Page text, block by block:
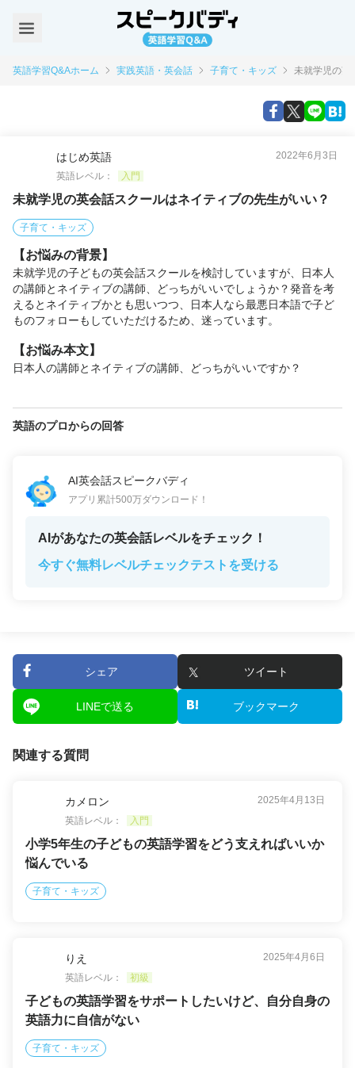
英語学習Q&Aホーム 実践英語・英会話 子育て・キッズ 未就学児の英
はじめ英語
2022年6月3日
英語レベル：
入門
未就学児の英会話スクールはネイティブの先生がいい？
子育て・キッズ
【お悩みの背景】
未就学児の子どもの英会話スクールを検討していますが、日本人
の講師とネイティブの講師、どっちがいいでしょうか？発音を考
えるとネイティブかとも思いつつ、日本人なら最悪日本語で子ど
ものフォローもしていただけるため、迷っています。
【お悩み本文】
日本人の講師とネイティブの講師、どっちがいいですか？
英語のプロからの回答
AI英会話スピークバディ
アプリ累計500万ダウンロード！
AIがあなたの英会話レベルをチェック！
今すぐ無料レベルチェックテストを受ける
シェア ツイート
LINEで送る ブックマーク
関連する質問
カメロン
2025年4月13日
英語レベル：
入門
小学5年生の子どもの英語学習をどう支えればいいか
悩んでいる
子育て・キッズ
りえ
2025年4月6日
英語レベル：
初級
子どもの英語学習をサポートしたいけど、自分自身の
英語力に自信がない
子育て・キッズ